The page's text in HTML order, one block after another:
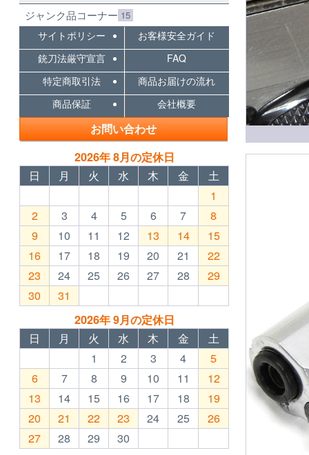
ジャンク品コーナー 15
サイトポリシー
お客様安全ガイド
銃刀法厳守宣言
FAQ
特定商取引法
商品お届けの流れ
商品保証
会社概要
お問い合わせ
2026年 8月の定休日
日
月 火 水 木 金
土
1
2
3 4 5 6 7
8
9
10 11 12 13 14
15
16
17 18 19 20 21
22
23
24 25 26 27 28
29
30
31
2026年 9月の定休日
日
月 火 水 木 金
土
1
2 3 4
5
6
7 8 9 10 11
12
13
14 15 16 17 18
19
20
21 22 23 24 25
26
27
28 29 30